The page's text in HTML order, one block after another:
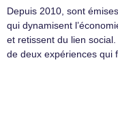
Depuis 2010, sont
qui dynamisent
et retissent du lien
de deux expériences qui